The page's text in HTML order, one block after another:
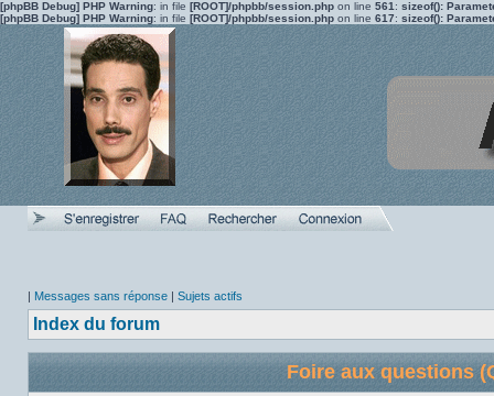
[phpBB Debug] PHP Warning: in file [ROOT]/phpbb/session.php on line 561 : sizeof():
[phpBB Debug] PHP Warning: in file [ROOT]/phpbb/session.php on line 617: sizeof():
| Messages sans réponse | Sujets actifs
Index du forum
Foire aux questions